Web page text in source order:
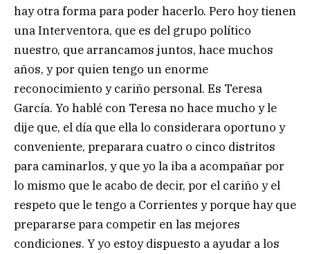
hay otra forma para poder hacerlo. Pero hoy tienen
una Interventora, que es del grupo político
nuestro, que arrancamos juntos, hace muchos
años, y por quien tengo un enorme
reconocimiento y cariño personal. Es Teresa
García. Yo hablé con Teresa no hace mucho y le
dije que, el día que ella lo considerara oportuno y
conveniente, preparara cuatro o cinco distritos
para caminarlos, y que yo la iba a acompañar por
lo mismo que le acabo de decir, por el cariño y el
respeto que le tengo a Corrientes y porque hay que
prepararse para competir en las mejores
condiciones. Y yo estoy dispuesto a ayudar a los